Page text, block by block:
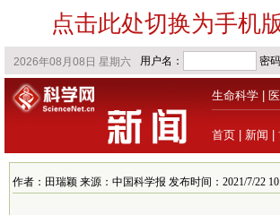
点击此处切换为手机
生命科学
首页 新闻
作者：田瑞颖 来源：中国科学报 发布时间：2021/7/22